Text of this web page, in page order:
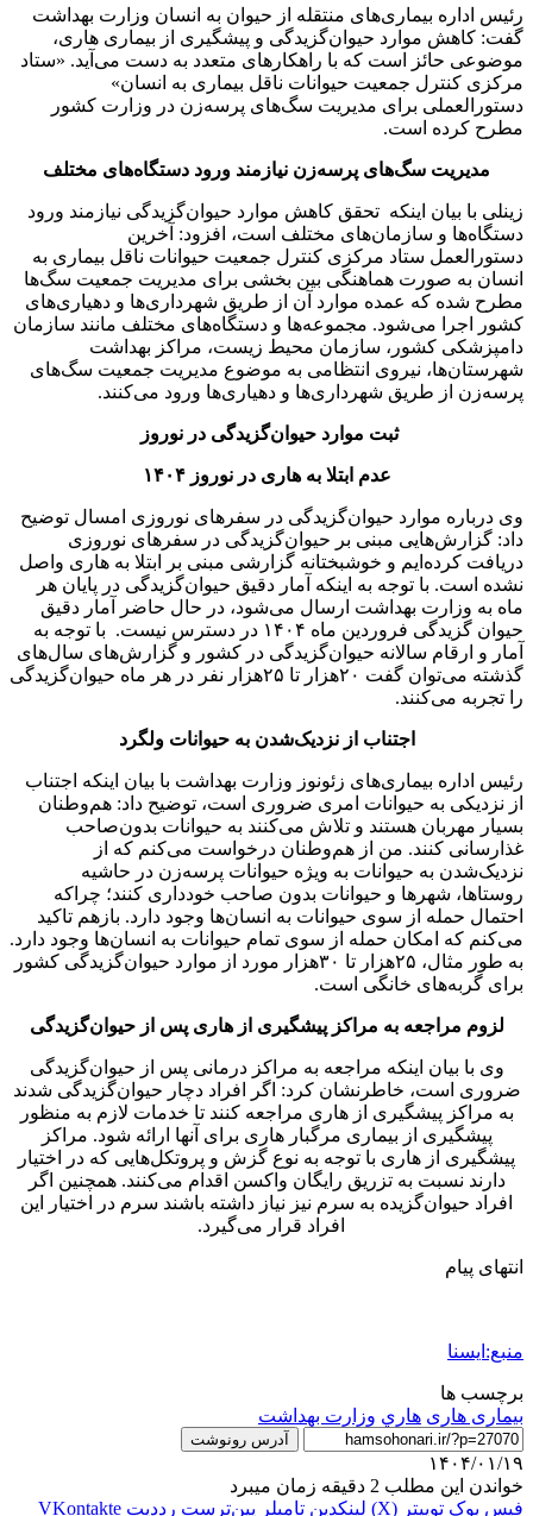
رئیس اداره بیماری‌های منتقله از حیوان به انسان وزارت بهداشت
گفت: کاهش موارد حیوان‌گزیدگی و پیشگیری از بیماری هاری،
موضوعی حائز است که با راهکارهای متعدد به دست می‌آید. «ستاد
مرکزی کنترل جمعیت حیوانات ناقل بیماری به انسان»
دستورالعملی برای مدیریت سگ‌های پرسه‌زن در وزارت کشور
مطرح کرده است.
مدیریت سگ‌های پرسه‌زن نیازمند ورود دستگاه‌های مختلف
زینلی با بیان اینکه تحقق کاهش موارد حیوان‌گزیدگی نیازمند ورود
دستگاه‌ها و سازمان‌های مختلف است، افزود: آخرین
دستورالعمل ستاد مرکزی کنترل جمعیت حیوانات ناقل بیماری به
انسان به صورت هماهنگی بین بخشی برای مدیریت جمعیت سگ‌ها
مطرح شده که عمده موارد آن از طریق شهرداری‌ها و دهیاری‌های
کشور اجرا می‌شود. مجموعه‌ها و دستگاه‌های مختلف مانند سازمان
دامپزشکی کشور، سازمان محیط زیست، مراکز بهداشت
شهرستان‌ها، نیروی انتظامی به موضوع مدیریت جمعیت سگ‌های
پرسه‌زن از طریق شهرداری‌ها و دهیاری‌ها ورود می‌کنند.
ثبت موارد حیوان‌گزیدگی در نوروز
عدم ابتلا به هاری در نوروز ۱۴۰۴
وی درباره موارد حیوان‌گزیدگی در سفرهای نوروزی امسال توضیح
داد: گزارش‌هایی مبنی بر حیوان‌گزیدگی در سفرهای نوروزی
دریافت کرده‌ایم و خوشبختانه گزارشی مبنی بر ابتلا به هاری واصل
نشده است. با توجه به اینکه آمار دقیق حیوان‌گزیدگی در پایان هر
ماه به وزارت بهداشت ارسال می‌شود، در حال حاضر آمار دقیق
حیوان گزیدگی فروردین ماه ۱۴۰۴ در دسترس نیست. با توجه به
آمار و ارقام سالانه حیوان‌گزیدگی در کشور و گزارش‌های سال‌های
گذشته می‌توان گفت ۲۰هزار تا ۲۵هزار نفر در هر ماه حیوان‌گزیدگی
را تجربه می‌کنند.
اجتناب از نزدیک‌شدن به حیوانات ولگرد
رئیس اداره بیماری‌های زئونوز وزارت بهداشت با بیان اینکه اجتناب
از نزدیکی به حیوانات امری ضروری است، توضیح داد: هم‌وطنان
بسیار مهربان هستند و تلاش می‌کنند به حیوانات بدون‌صاحب
غذارسانی کنند. من از هم‌وطنان درخواست می‌کنم که از
نزدیک‌شدن به حیوانات به ویژه حیوانات پرسه‌زن در حاشیه
روستاها، شهرها و حیوانات بدون صاحب خودداری کنند؛ چراکه
احتمال حمله از سوی حیوانات به انسان‌ها وجود دارد. بازهم تاکید
می‌کنم که امکان حمله از سوی تمام حیوانات به انسان‌ها وجود دارد.
به طور مثال، ۲۵هزار تا ۳۰هزار مورد از موارد حیوان‌گزیدگی کشور
برای گربه‌های خانگی است.
لزوم مراجعه به مراکز پیشگیری از هاری پس از حیوان‌گزیدگی
وی با بیان اینکه مراجعه به مراکز درمانی پس از حیوان‌گزیدگی
ضروری است، خاطرنشان کرد: اگر افراد دچار حیوان‌گزیدگی شدند
به مراکز پیشگیری از هاری مراجعه کنند تا خدمات لازم به منظور
پیشگیری از بیماری مرگبار هاری برای آنها ارائه شود. مراکز
پیشگیری از هاری با توجه به نوع گزش و پروتکل‌هایی که در اختیار
دارند نسبت به تزریق رایگان واکسن اقدام می‌کنند. همچنین اگر
افراد حیوان‌گزیده به سرم نیز نیاز داشته باشند سرم در اختیار این
افراد قرار می‌گیرد.
انتهای پیام
منبع:ایسنا
برچسب ها
بیماری هاری هاري وزارت بهداشت
آدرس رونوشت
۱۴۰۴/۰۱/۱۹
خواندن این مطلب 2 دقیقه زمان میبرد
فیس بوک توییتر (X) لینکدین ‫تامبلر ‫پین‌ترست ‫رددیت ‫VKontakte